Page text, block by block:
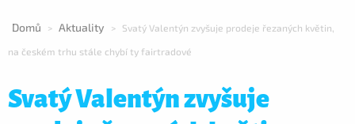
Domů > Aktuality > Svatý Valentýn zvyšuje prodeje řezaných květin,
na českém trhu stále chybí ty fairtradové
Svatý Valentýn zvyšuje